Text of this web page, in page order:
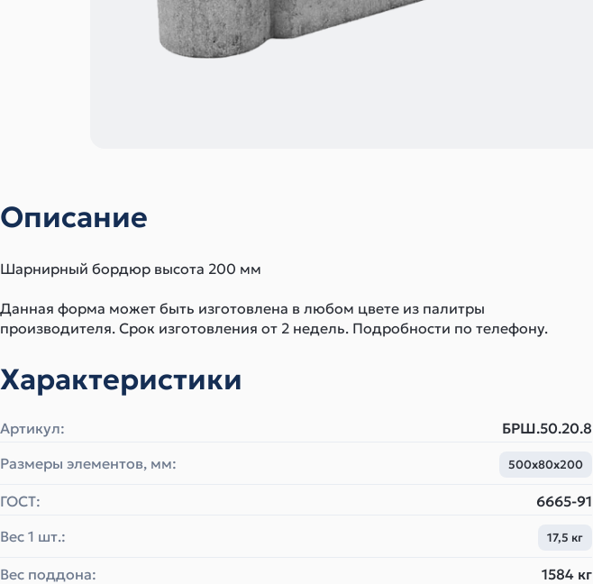
Описание
Шарнирный бордюр высота 200 мм
Данная форма может быть изготовлена в любом цвете из палитры
производителя. Срок изготовления от 2 недель. Подробности по телефону.
Характеристики
Артикул:
БРШ.50.20.8
Размеры элементов, мм:
500х80х200
ГОСТ:
6665-91
Вес 1 шт.:
17,5 кг
Вес поддона:
1584 кг